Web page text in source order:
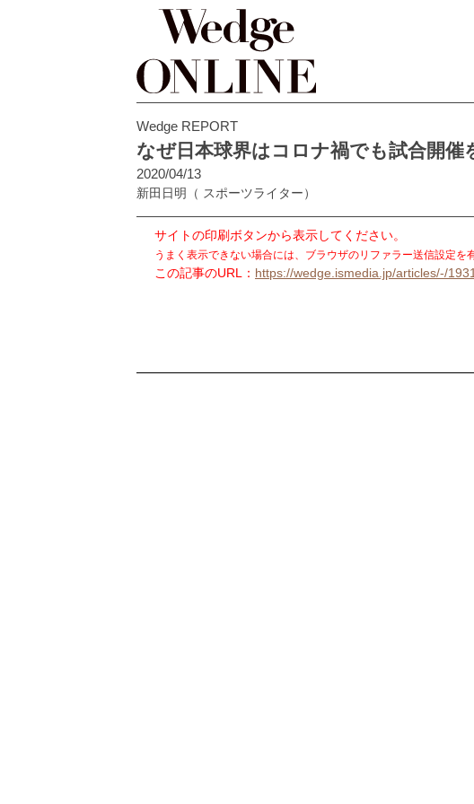
Wedge REPORT
なぜ日本球界はコロナ禍でも試合開催
2020/04/13
新田日明 （ スポーツライター）
サイトの印刷ボタンから表示してください。
うまく表示できない場合には、ブラウザのリファラー送信設定を
この記事のURL： https://wedge.ismedia.jp/articles/-/